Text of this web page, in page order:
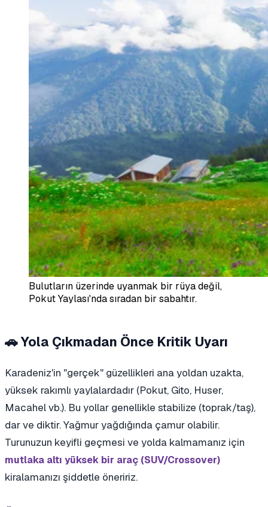
Bulutların üzerinde uyanmak bir rüya değil,
Pokut Yaylası'nda sıradan bir sabahtır.
🚗 Yola Çıkmadan Önce Kritik Uyarı
Karadeniz'in "gerçek" güzellikleri ana yoldan uzakta,
yüksek rakımlı yaylalardadır (Pokut, Gito, Huser,
Macahel vb.). Bu yollar genellikle stabilize (toprak/taş),
dar ve diktir. Yağmur yağdığında çamur olabilir.
Turunuzun keyifli geçmesi ve yolda kalmamanız için
mutlaka altı yüksek bir araç (SUV/Crossover)
kiralamanızı şiddetle öneririz.